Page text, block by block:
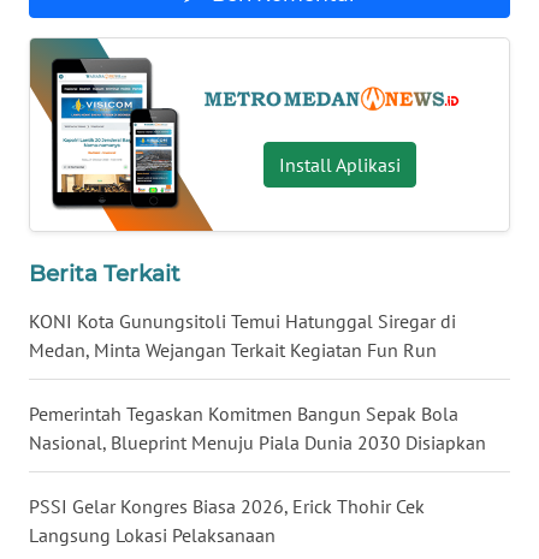
Install Aplikasi
Berita Terkait
KONI Kota Gunungsitoli Temui Hatunggal Siregar di
Medan, Minta Wejangan Terkait Kegiatan Fun Run
Pemerintah Tegaskan Komitmen Bangun Sepak Bola
Nasional, Blueprint Menuju Piala Dunia 2030 Disiapkan
PSSI Gelar Kongres Biasa 2026, Erick Thohir Cek
Langsung Lokasi Pelaksanaan
WN
KALSEL
WN
KALTIM
SULSEL
WN
WN
SULUT
WN
MALUKU